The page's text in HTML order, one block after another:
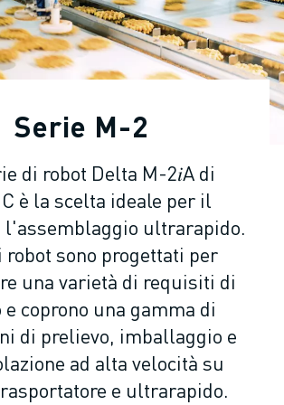
AD ARCO
E CAMERE BIANCHE
Serie M-2
di robot Delta M-2𝑖A di
è la scelta ideale per il
l'assemblaggio ultrarapido.
robot sono progettati per
una varietà di requisiti di
e coprono una gamma di
di prelievo, imballaggio e
ad alta velocità su
e ultrarapido.